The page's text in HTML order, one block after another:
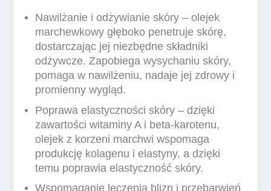
Nawilżanie i odżywianie skóry – olejek
marchewkowy głęboko penetruje skórę,
dostarczając jej niezbędne składniki
odżywcze. Zapobiega wysychaniu skóry,
pomaga w nawilżeniu, nadaje jej zdrowy i
promienny wygląd.
Poprawa elastyczności skóry – dzięki
zawartości witaminy A i beta-karotenu,
olejek z korzeni marchwi wspomaga
produkcję kolagenu i elastyny, a dzięki
temu poprawia elastyczność skóry.
Wspomaganie leczenia blizn i przebarwień